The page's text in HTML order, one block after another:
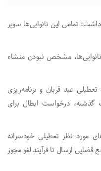
تمامی این نانوایی‌ها سوپر
مشخص نبودن منشاء
عید قربان و برنامه‌ریزی
کشیک در ۴۸ ساعت گذشته، درخواست ابطال برای
مورد نظر تعطیلی خودسرانه
قضایی ارسال تا فرآیند لغو مجوز